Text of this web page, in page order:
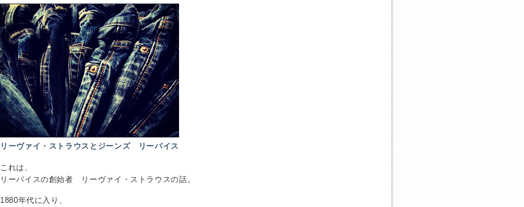
リーヴァイ・ストラウスとジーンズ リーバイス
これは、
リーバイスの創始者 リーヴァイ・ストラウスの話。
1880年代に入り、